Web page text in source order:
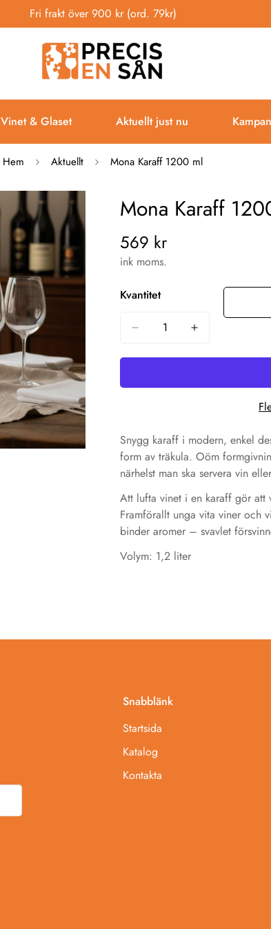
Fri frakt över 900 kr (ord. 79kr)
Vinet & Glaset Aktuellt just nu
Hem Aktuellt Mona Karaff 1200 ml
Mona Karaff
Vanligt
pris
569 kr
ink moms.
Kvantitet
Snygg karaff i modern, enkel
form av träkula. Oöm
närhelst man ska servera vin
Att lufta vinet i en karaff gör att
Framförallt unga vita viner och
binder aromer – svavlet
Volym: 1,2 liter
Snabblänk
Startsida
Katalog
Kontakta
Confirm your age
Are you 18 years old or older?
Yes, I am